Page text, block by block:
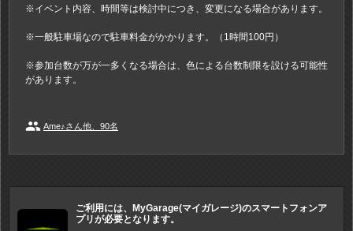
※イベント内容、時間等は検討中につき、変更になる場合があります。
※一般駐車場なので駐車料金がかかります。（1時間100円）
※参加台数が万が一多くなる場合は、色による台数制限を設ける可能性
があります。
people Ame♪さん他、90名
ご利用には、MyGarage(マイガレージ)のスマートフォンア
プリが必要となります。